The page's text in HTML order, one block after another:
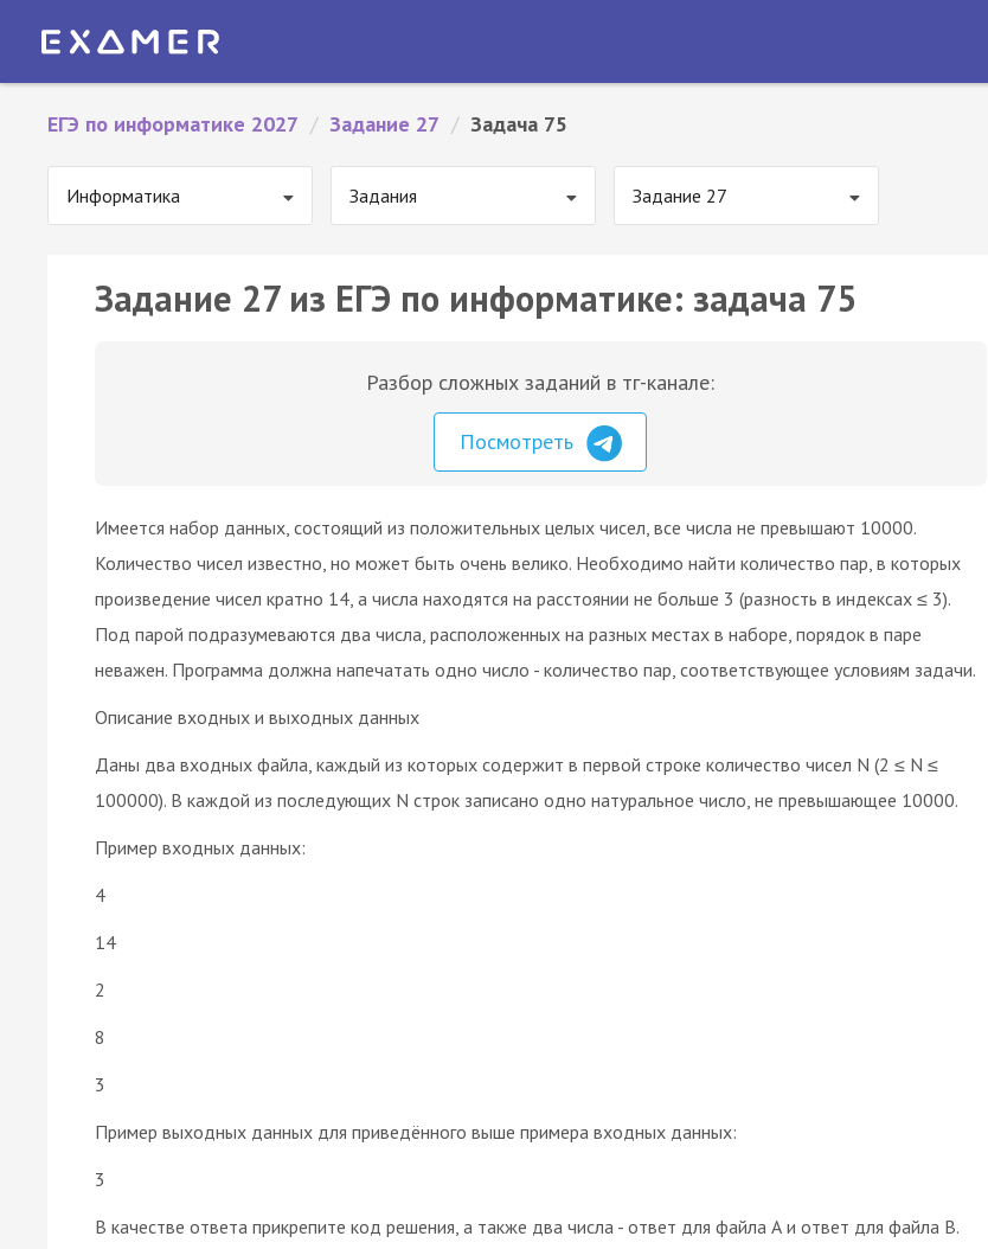
ЕГЭ по информатике 2027 / Задание 27 / Задача 75
Информатика Задания Задание 27
Задание 27 из ЕГЭ по информатике: задача 75
Разбор сложных заданий в тг-канале:
Посмотреть
Имеется набор данных, состоящий из положительных целых чисел, все числа не превышают 10000.
Количество чисел известно, но может быть очень велико. Необходимо найти количество пар, в которых
произведение чисел кратно 14, а числа находятся на расстоянии не больше 3 (разность в индексах ≤ 3).
Под парой подразумеваются два числа, расположенных на разных местах в наборе, порядок в паре
неважен. Программа должна напечатать одно число - количество пар, соответствующее условиям задачи.
Описание входных и выходных данных
Даны два входных файла, каждый из которых содержит в первой строке количество чисел N (2 ≤ N ≤
100000). В каждой из последующих N строк записано одно натуральное число, не превышающее 10000.
Пример входных данных:
4
14
2
8
3
Пример выходных данных для приведённого выше примера входных данных:
3
В качестве ответа прикрепите код решения, а также два числа - ответ для файла А и ответ для файла B.